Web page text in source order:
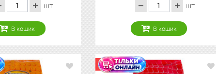
шт
В кошик
шт
В кошик
Акція